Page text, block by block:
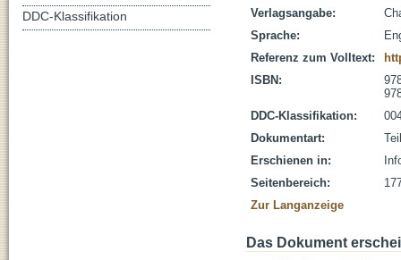
Verlagsangabe:
Sprache:
Referenz zum Volltext:
ISBN:
DDC-Klassifikation:
Dokumentart:
Erschienen in:
Seitenbereich:
Zur Langanzeige
Das Dokument
DDC-Klassifikation